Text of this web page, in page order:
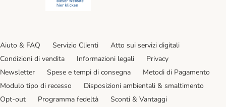
Aiuto & FAQ Servizio Clienti
Atto sui servizi digitali
Condizioni di vendita
Informazioni legali
Privacy
Newsletter
Spese e tempi di consegna
Metodi di Pagamento
Modulo tipo di recesso
Disposizioni ambientali & smaltimento
Opt-out
Programma fedeltà Sconti & Vantaggi